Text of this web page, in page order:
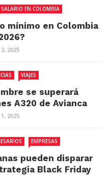
SALARIO EN COLOMBIA
mínimo en Colombia
2025
VIAJES
se superará
A320 de Avianca
2025
EMPRESAS
pueden disparar
Black Friday